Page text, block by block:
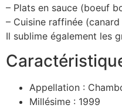
– Plats en sauce (boeuf
– Cuisine raffinée
Il sublime également les
Appellation :
Millésime : 1999